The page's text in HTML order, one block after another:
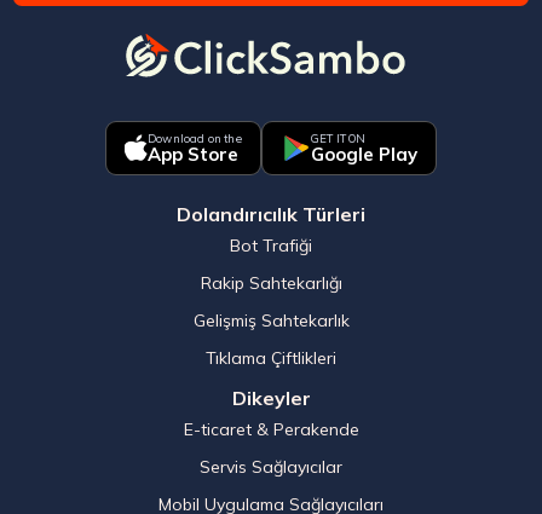
Download on the
App Store
GET IT ON
Google Play
Dolandırıcılık Türleri
Bot Trafiği
Rakip Sahtekarlığı
Gelişmiş Sahtekarlık
Tıklama Çiftlikleri
Dikeyler
E-ticaret & Perakende
Servis Sağlayıcılar
Mobil Uygulama Sağlayıcıları